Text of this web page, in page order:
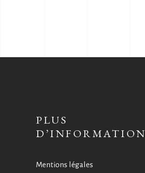
PLUS
D’INFORMATION
Mentions légales